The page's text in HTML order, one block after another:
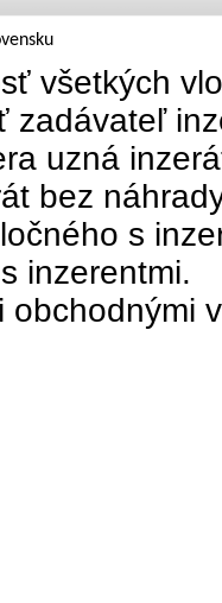
všetkých
zadávateľ
uzná
bez
s
inzerentmi.
obchodnými